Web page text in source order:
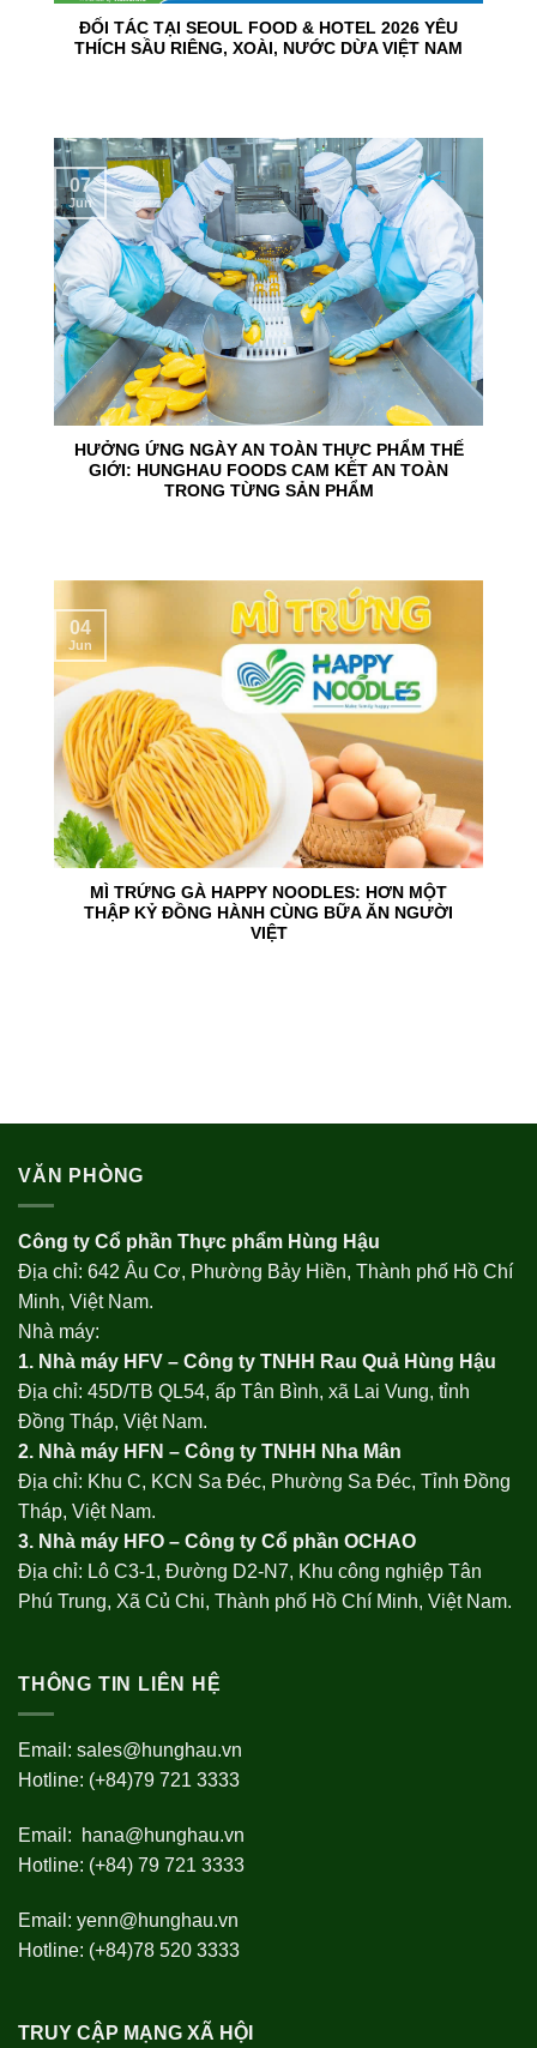
ĐỐI TÁC TẠI SEOUL FOOD & HOTEL 2026 YÊU
THÍCH SẦU RIÊNG, XOÀI, NƯỚC DỪA VIỆT NAM
HƯỞNG ỨNG NGÀY AN TOÀN THỰC PHẨM THẾ
GIỚI: HUNGHAU FOODS CAM KẾT AN TOÀN
TRONG TỪNG SẢN PHẨM
07
Jun
MÌ TRỨNG GÀ HAPPY NOODLES: HƠN MỘT
THẬP KỶ ĐỒNG HÀNH CÙNG BỮA ĂN NGƯỜI
VIỆT
04
Jun
VĂN PHÒNG
Công ty Cổ phần Thực phẩm Hùng Hậu
Địa chỉ: 642 Âu Cơ, Phường Bảy Hiền, Thành phố Hồ Chí
Minh, Việt Nam.
Nhà máy:
1. Nhà máy HFV – Công ty TNHH Rau Quả Hùng Hậu
Địa chỉ: 45D/TB QL54, ấp Tân Bình, xã Lai Vung, tỉnh
Đồng Tháp, Việt Nam.
2. Nhà máy HFN – Công ty TNHH Nha Mân
Địa chỉ: Khu C, KCN Sa Đéc, Phường Sa Đéc, Tỉnh Đồng
Tháp, Việt Nam.
3. Nhà máy HFO – Công ty Cổ phần OCHAO
Địa chỉ: Lô C3-1, Đường D2-N7, Khu công nghiệp Tân
Phú Trung, Xã Củ Chi, Thành phố Hồ Chí Minh, Việt Nam.
THÔNG TIN LIÊN HỆ
Email: sales@hunghau.vn
Hotline: (+84)79 721 3333
Email:
hana@hunghau.vn
Hotline: (+84) 79 721 3333
Email: yenn@hunghau.vn
Hotline: (+84)78 520 3333
TRUY CẬP MẠNG XÃ HỘI